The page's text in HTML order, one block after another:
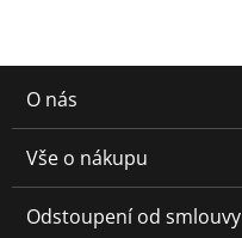
O nás
Vše o nákupu
Odstoupení od smlouvy